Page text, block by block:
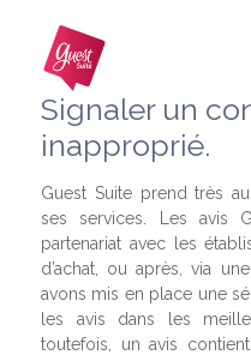
Signaler un
inapproprié.
Guest Suite prend très
ses services. Les avis
partenariat avec les
d’achat, ou après, via
avons mis en place une
les avis dans les
toutefois, un avis